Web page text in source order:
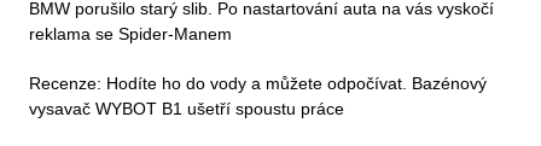
BMW porušilo starý slib. Po nastartování auta na vás vyskočí
reklama se Spider-Manem
Recenze: Hodíte ho do vody a můžete odpočívat. Bazénový
vysavač WYBOT B1 ušetří spoustu práce